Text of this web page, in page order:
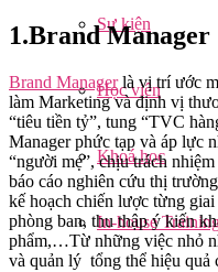
Sự kiện
Học viên
Khoá học
In-house
1.Brand Manager
Brand Managerlà vị trí ước
làm Marketing và định vị
“tiêu tiền tỷ”, tung “TVC
Manager phức tạp và áp lực
“người mẹ”, chịu trách
báo cáo nghiên cứu thị
kế hoạch chiến lược từng
phòng ban, thu thập ý kiến
phẩm,…Từ những việc nhỏ
và quản lý tổng thể hiệu quả